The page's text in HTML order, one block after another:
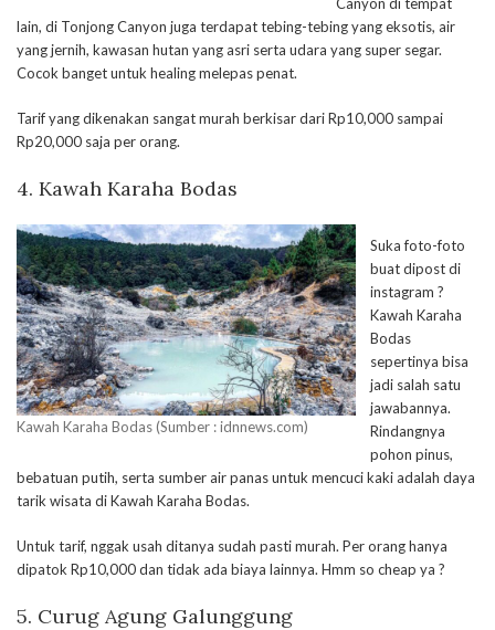
lain, di Tonjong Canyon juga terdapat tebing-tebing yang eksotis, air
yang jernih, kawasan hutan yang asri serta udara yang super segar.
Cocok banget untuk healing melepas penat.
Tarif yang dikenakan sangat murah berkisar dari Rp10,000 sampai
Rp20,000 saja per orang.
4. Kawah Karaha Bodas
Kawah Karaha Bodas (Sumber : idnnews.com)
Suka foto-foto
buat dipost di
instagram ?
Kawah Karaha
Bodas
sepertinya bisa
jadi salah satu
jawabannya.
Rindangnya
pohon pinus,
bebatuan putih, serta sumber air panas untuk mencuci kaki adalah daya
tarik wisata di Kawah Karaha Bodas.
Untuk tarif, nggak usah ditanya sudah pasti murah. Per orang hanya
dipatok Rp10,000 dan tidak ada biaya lainnya. Hmm so cheap ya ?
5. Curug Agung Galunggung